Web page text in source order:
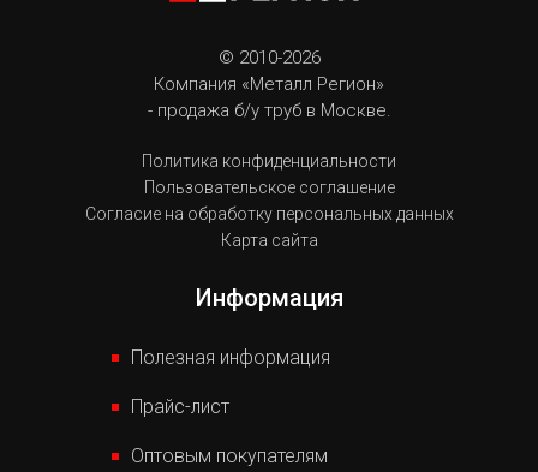
© 2010-2026
Компания «Металл Регион»
- продажа б/у труб в Москве.
Политика конфиденциальности
Пользовательское соглашение
Согласие на обработку персональных данных
Карта сайта
Информация
Полезная информация
Прайс-лист
Оптовым покупателям